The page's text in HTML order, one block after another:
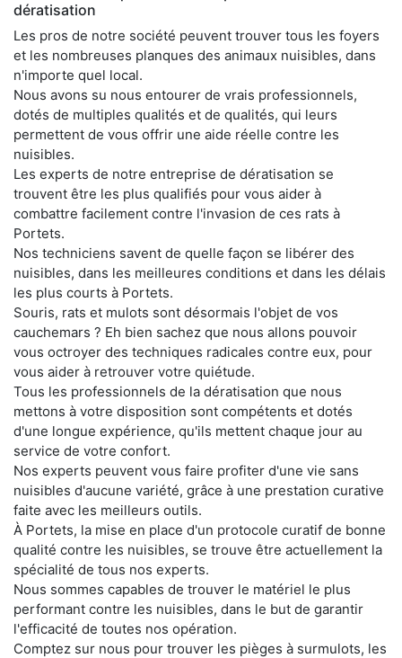
dératisation
Les pros de notre société peuvent trouver tous les foyers
et les nombreuses planques des animaux nuisibles, dans
n'importe quel local.
Nous avons su nous entourer de vrais professionnels,
dotés de multiples qualités et de qualités, qui leurs
permettent de vous offrir une aide réelle contre les
nuisibles.
Les experts de notre entreprise de dératisation se
trouvent être les plus qualifiés pour vous aider à
combattre facilement contre l'invasion de ces rats à
Portets.
Nos techniciens savent de quelle façon se libérer des
nuisibles, dans les meilleures conditions et dans les délais
les plus courts à Portets.
Souris, rats et mulots sont désormais l'objet de vos
cauchemars ? Eh bien sachez que nous allons pouvoir
vous octroyer des techniques radicales contre eux, pour
vous aider à retrouver votre quiétude.
Tous les professionnels de la dératisation que nous
mettons à votre disposition sont compétents et dotés
d'une longue expérience, qu'ils mettent chaque jour au
service de votre confort.
Nos experts peuvent vous faire profiter d'une vie sans
nuisibles d'aucune variété, grâce à une prestation curative
faite avec les meilleurs outils.
À Portets, la mise en place d'un protocole curatif de bonne
qualité contre les nuisibles, se trouve être actuellement la
spécialité de tous nos experts.
Nous sommes capables de trouver le matériel le plus
performant contre les nuisibles, dans le but de garantir
l'efficacité de toutes nos opération.
Comptez sur nous pour trouver les pièges à surmulots, les